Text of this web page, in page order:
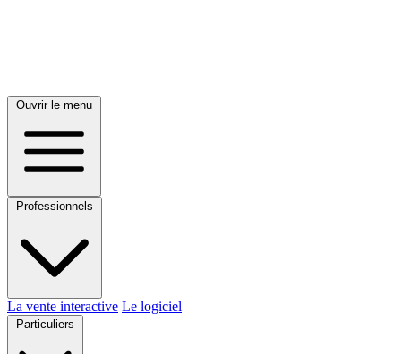
Ouvrir le menu
Professionnels
La vente interactive Le logiciel
Particuliers